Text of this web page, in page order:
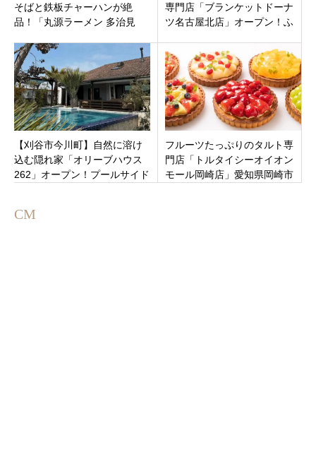
そばと鉄板チャーハンが絶
品！「丸源ラーメン 多治見
専門店「ブランケットドーナ
ツ名古屋北店」オープン！ふ
最高
【刈谷市今川町】自然に溶け
込む隠れ家「オリーブハウス
262」オープン！プールサイド
フルーツたっぷりのタルト専
門店「トルタイシーオイオン
モール岡崎店」愛知県岡崎市
CM